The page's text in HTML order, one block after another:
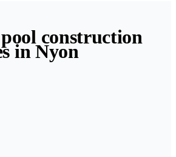
construction
in Nyon